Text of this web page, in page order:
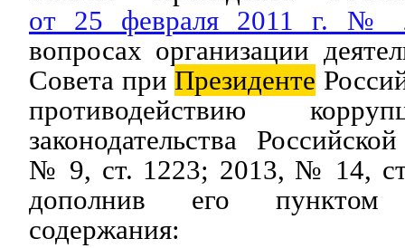
от 25 февраля 2011 г. №
вопросах организации
Совета при Президенте
противодействию
законодательства
№ 9, ст. 1223; 2013, № 14,
дополнив его
содержания: